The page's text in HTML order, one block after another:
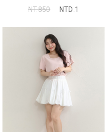
NT.850
NTD.1